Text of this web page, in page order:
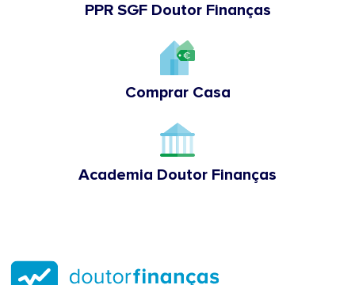
PPR SGF Doutor Finanças
Comprar Casa
Academia Doutor Finanças